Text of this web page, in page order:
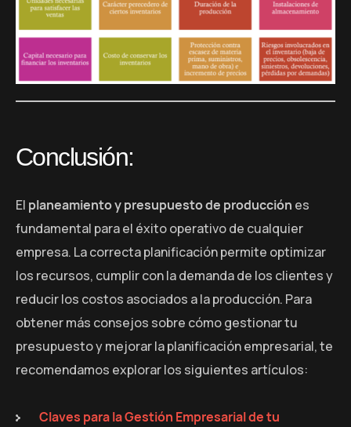
Conclusión:
El planeamiento y presupuesto de producción es
fundamental para el éxito operativo de cualquier
empresa. La correcta planificación permite optimizar
los recursos, cumplir con la demanda de los clientes y
reducir los costos asociados a la producción. Para
obtener más consejos sobre cómo gestionar tu
presupuesto y mejorar la planificación empresarial, te
recomendamos explorar los siguientes artículos:
Claves para la Gestión Empresarial de tu